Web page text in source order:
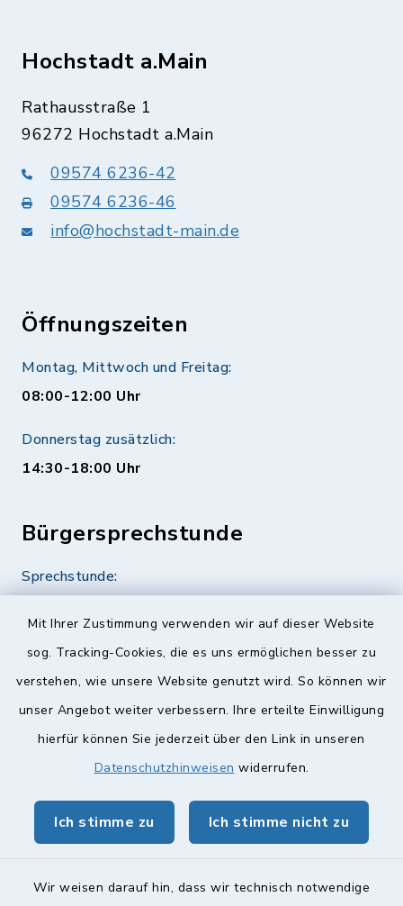
Mit Ihrer Zustimmung verwenden wir auf dieser Website
sog. Tracking-Cookies, die es uns ermöglichen besser zu
verstehen, wie unsere Website genutzt wird. So können wir
unser Angebot weiter verbessern. Ihre erteilte Einwilligung
hierfür können Sie jederzeit über den Link in unseren
Datenschutzhinweisen widerrufen.
Ich stimme zu Ich stimme nicht zu
Wir weisen darauf hin, dass wir technisch notwendige
Hochstadt a.Main
Rathausstraße 1
96272 Hochstadt a.Main
09574 6236-42
09574 6236-46
info@hochstadt-main.de
Öffnungszeiten
Montag, Mittwoch und Freitag:
08:00-12:00 Uhr
Donnerstag zusätzlich:
14:30-18:00 Uhr
Bürgersprechstunde
Sprechstunde:
Quicklinks
Landkreis Lichtenfels
geoPortal Lichtenfels